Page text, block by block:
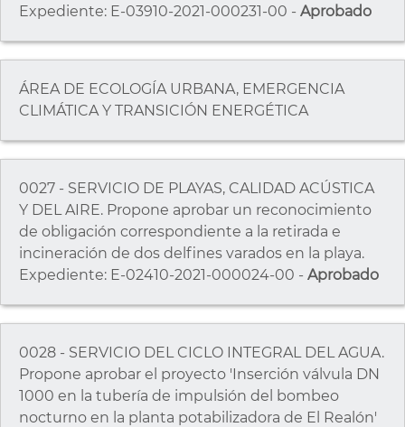
Expediente: E-03910-2021-000231-00 - Aprobado
ÁREA DE ECOLOGÍA URBANA, EMERGENCIA
CLIMÁTICA Y TRANSICIÓN ENERGÉTICA
0027 - SERVICIO DE PLAYAS, CALIDAD ACÚSTICA
Y DEL AIRE. Propone aprobar un reconocimiento
de obligación correspondiente a la retirada e
incineración de dos delfines varados en la playa.
Expediente: E-02410-2021-000024-00 - Aprobado
0028 - SERVICIO DEL CICLO INTEGRAL DEL AGUA.
Propone aprobar el proyecto 'Inserción válvula DN
1000 en la tubería de impulsión del bombeo
nocturno en la planta potabilizadora de El Realón'